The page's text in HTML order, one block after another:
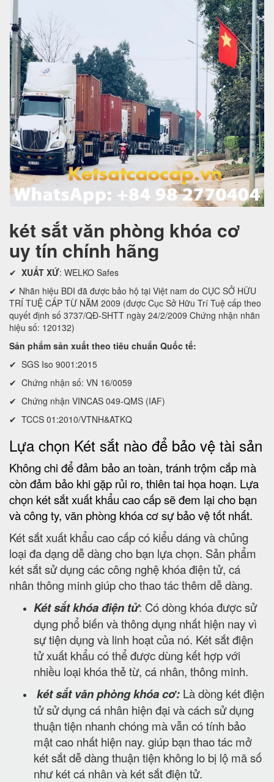
két sắt văn phòng khóa cơ
uy tín chính hãng
✔ XUẤT XỨ: WELKO Safes
✔ Nhãn hiệu BDI đã được bảo hộ tại Việt nam do CỤC SỞ HỮU
TRÍ TUỆ CẤP TỪ NĂM 2009 (được Cục Sở Hữu Trí Tuệ cấp theo
quyết định số 3737/QĐ-SHTT ngày 24/2/2009 Chứng nhận nhãn
hiệu số: 120132)
Sản phẩm sản xuất theo tiêu chuẩn Quốc tế:
✔ SGS Iso 9001:2015
✔ Chứng nhận số: VN 16/0059
✔ Chứng nhận VINCAS 049-QMS (IAF)
✔ TCCS 01:2010/VTNH&ATKQ
Lựa chọn Két sắt nào để bảo vệ tài sản
Không chi để đảm bảo an toàn, tránh trộm cắp mà
còn đảm bảo khi gặp rủi ro, thiên tai họa hoạn. Lựa
chọn két sắt xuất khẩu cao cấp sẽ đem lại cho bạn
và công ty, văn phòng khóa cơ sự bảo vệ tốt nhất.
Két sắt xuất khẩu cao cấp có kiểu dáng và chủng
loại đa dạng dễ dàng cho bạn lựa chọn. Sản phẩm
két sắt sử dụng các công nghệ khóa điện tử, cá
nhân thông minh giúp cho thao tác thêm dễ dàng.
Két sắt khóa điện tử: Có dòng khóa được sử
dụng phổ biến và thông dụng nhất hiện nay vì
sự tiện dụng và linh hoạt của nó. Két sắt điện
tử xuất khẩu có thể được dùng kết hợp với
nhiều loại khóa thẻ từ, cá nhân, thông minh.
két sắt văn phòng khóa cơ: Là dòng két điện
tử sử dụng cá nhân hiện đại và cách sử dụng
thuận tiện nhanh chóng mà vẫn có tính bảo
mật cao nhất hiện nay. giúp bạn thao tác mở
két sắt dễ dàng thuận tiện không lo bị lộ mã số
như két cá nhân và két sắt điện tử.